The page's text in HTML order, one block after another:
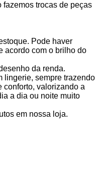
trocas de peças
Pode haver
acordo com o brilho do
da renda.
lingerie, sempre trazendo
conforto, valorizando a
a dia ou noite muito
em nossa loja.